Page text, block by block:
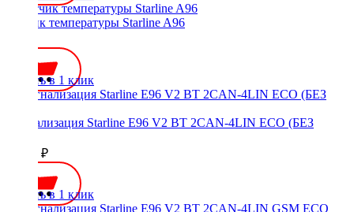
Датчик температуры Starline A96
Купить в 1 клик
Сигнализация Starline E96 V2 BT 2CAN-4LIN ECO (БЕЗ
18150 ₽
Купить в 1 клик